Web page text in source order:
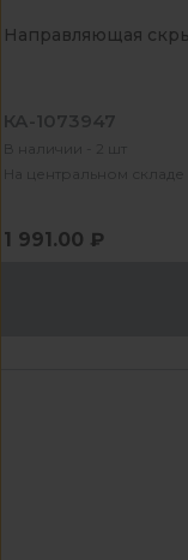
Направляющая
КА-1073947
В наличии - 2 шт
На центральном складе
1 991.00 ₽